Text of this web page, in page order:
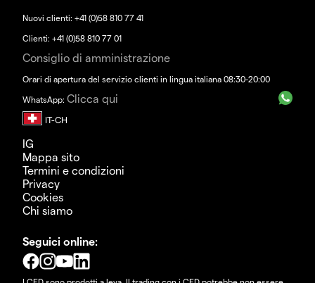
Nuovi clienti: +41 (0)58 810 77 41
Clienti: +41 (0)58 810 77 01
Consiglio di amministrazione
Orari di apertura del servizio clienti in lingua italiana 08:30-20:00
WhatsApp: Clicca qui
IG
Mappa sito
Termini e condizioni
Privacy
Cookies
Chi siamo
Seguici online: